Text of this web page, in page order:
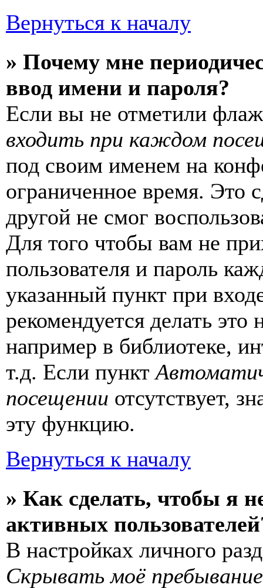
Вернуться к началу
» Почему мне
ввод имени и пароля?
Если вы не отметили
входить при каждом
под своим именем на
ограниченное время. Это
другой не смог
Для того чтобы вам не
пользователя и пароль
указанный пункт при
рекомендуется делать
например в библиотеке,
т.д. Если пункт
посещении отсутствует,
эту функцию.
Вернуться к началу
» Как сделать, чтобы я
активных
В настройках личного
Скрывать моё